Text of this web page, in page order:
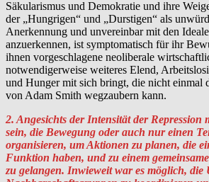
Säkularismus und Demokratie und ihre
der „Hungrigen“ und „Durstigen“ als
Anerkennung und unvereinbar mit den
anzuerkennen, ist symptomatisch für ihr
ihnen vorgeschlagene neoliberale
notwendigerweise weiteres Elend,
und Hunger mit sich bringt, die nicht einmal
von Adam Smith wegzaubern kann.
2. Angesichts der Intensität der Repression
sein, die Bewegung oder auch nur einen
organisieren, um Aktionen zu planen, die
Funktion haben, und zu einem
zu gelangen. Inwieweit war es möglich, die